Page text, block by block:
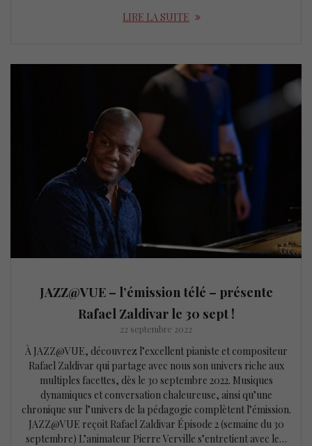
LIRE LA SUITE
JAZZ@VUE – l’émission télé – présente
Rafael Zaldivar le 30 sept !
22 septembre 2022
À JAZZ@VUE, découvrez l’excellent pianiste et compositeur
Rafael Zaldivar qui partage avec nous son univers riche aux
multiples facettes, dès le 30 septembre 2022. Musiques
dynamiques et conversation chaleureuse, ainsi qu’une
chronique sur l’univers de la pédagogie complètent l’émission.
JAZZ@VUE reçoit Rafael Zaldivar Épisode 2 (semaine du 30
septembre) L’animateur Pierre Verville s’entretient avec le…